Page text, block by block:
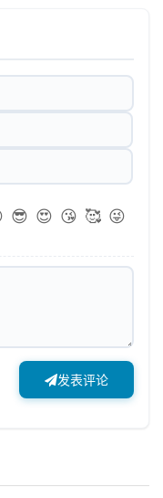
😎 😍 😘 🥰 😜
发表评论